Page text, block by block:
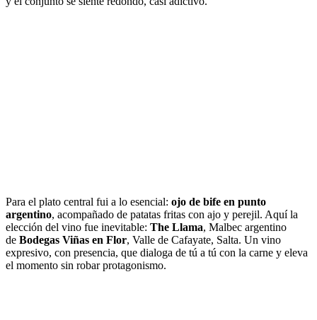
Para el plato central fui a lo esencial: ojo de bife en punto
argentino, acompañado de patatas fritas con ajo y perejil. Aquí la
elección del vino fue inevitable: The Llama, Malbec argentino
de Bodegas Viñas en Flor, Valle de Cafayate, Salta. Un vino
expresivo, con presencia, que dialoga de tú a tú con la carne y eleva
el momento sin robar protagonismo.